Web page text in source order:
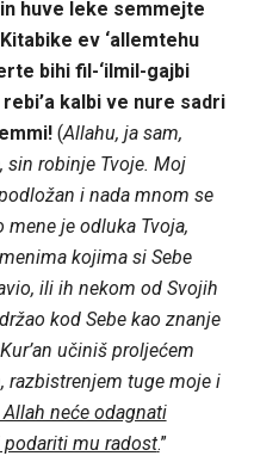
huve leke semmejte
ev ‘allemtehu
bihi fil-‘ilmil-gajbi
kalbi ve nure sadri
(Allahu, ja sam,
sin robinje Tvoje. Moj
i nada mnom se
je odluka Tvoja,
kojima si Sebe
ili ih nekom od Svojih
kod Sebe kao znanje
učiniš proljećem
razbistrenjem tuge moje i
Allah neće odagnati
mu radost.”